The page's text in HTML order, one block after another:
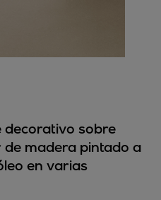
decorativo sobre
madera pintado a
en varias